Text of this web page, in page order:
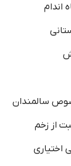
اندام
از زخم
اختیاری